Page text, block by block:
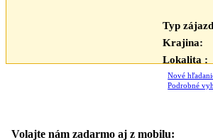
Typ
Krajina:
Lokalita :
Nové
Podrobné
Volajte nám zadarmo aj z mobilu: